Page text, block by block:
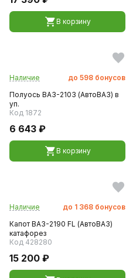
В корзину
Наличие до 598 бонусов
Полуось ВАЗ-2103 (АвтоВАЗ) в
уп.
Код 1872
6 643 ₽
В корзину
Наличие до 1 368 бонусов
Капот ВАЗ-2190 FL (АвтоВАЗ)
катафорез
Код 428280
15 200 ₽